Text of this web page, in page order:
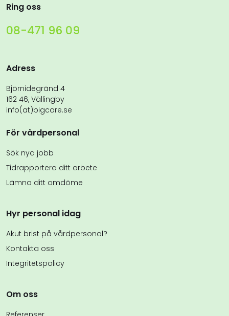
Ring oss
08-471 96 09
Adress
Björnidegränd 4
162 46, Vällingby
info(at)bigcare.se
För vårdpersonal
Sök nya jobb
Tidrapportera ditt arbete
Lämna ditt omdöme
Hyr personal idag
Akut brist på vårdpersonal?
Kontakta oss
Integritetspolicy
Om oss